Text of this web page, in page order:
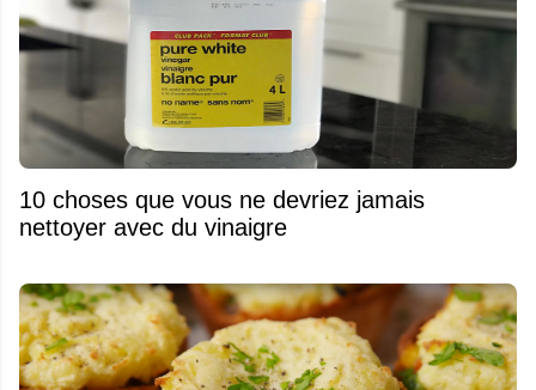
10 choses que vous ne devriez jamais
nettoyer avec du vinaigre